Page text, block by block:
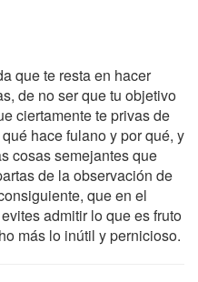
que te resta en hacer
de no ser que tu objetivo
ciertamente te privas de
hace fulano y por qué, y
cosas semejantes que
de la observación de
que en el
admitir lo que es fruto
más lo inútil y pernicioso.